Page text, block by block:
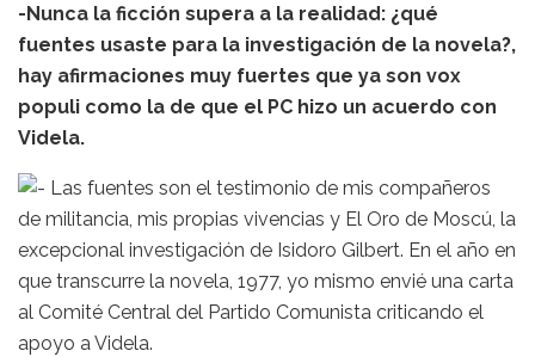
-Nunca la ficción supera a la realidad: ¿qué
fuentes usaste para la investigación de la novela?,
hay afirmaciones muy fuertes que ya son vox
populi como la de que el PC hizo un acuerdo con
Videla.
Las fuentes son el testimonio de mis compañeros
de militancia, mis propias vivencias y El Oro de Moscú, la
excepcional investigación de Isidoro Gilbert. En el año en
que transcurre la novela, 1977, yo mismo envié una carta
al Comité Central del Partido Comunista criticando el
apoyo a Videla.